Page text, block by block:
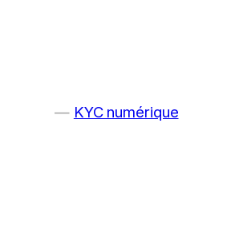
KYC numérique